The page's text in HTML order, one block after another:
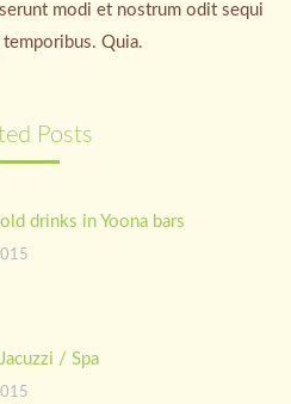
modi et nostrum odit sequi
Quia.
Posts
drinks in Yoona bars
/ Spa